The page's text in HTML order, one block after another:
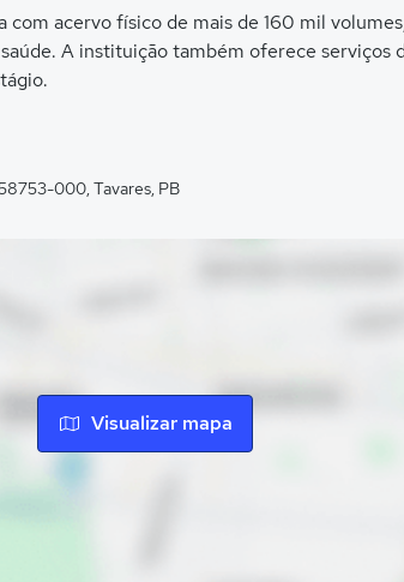
acervo físico de mais de 160 mil
A instituição também oferece
000, Tavares, PB
Visualizar mapa